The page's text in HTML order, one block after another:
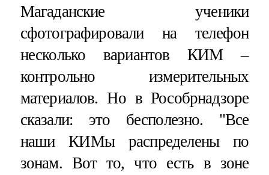
Магаданские ученики
сфотографировали на телефон
несколько вариантов КИМ –
контрольно измерительных
материалов. Но в Рособрнадзоре
сказали: это бесполезно. "Все
наши КИМы распределены по
зонам. Вот то, что есть в зоне